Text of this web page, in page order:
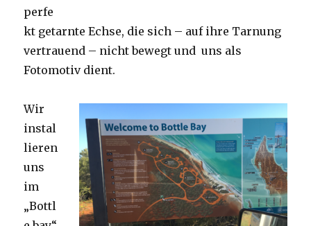
perfe
kt getarnte Echse, die sich – auf ihre Tarnung
vertrauend – nicht bewegt und uns als
Fotomotiv dient.
Wir
instal
lieren
uns
im
„Bottl